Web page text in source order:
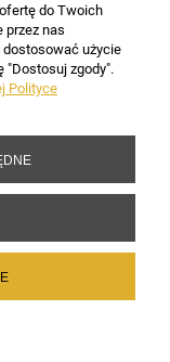
do Twoich
przez nas
użycie
"Dostosuj zgody".
Polityce